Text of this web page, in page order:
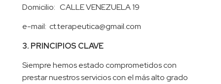
Domicilio: CALLE VENEZUELA 19
e-mail: ct.terapeutica@gmail.com
3. PRINCIPIOS CLAVE
Siempre hemos estado comprometidos con
prestar nuestros servicios con el más alto grado